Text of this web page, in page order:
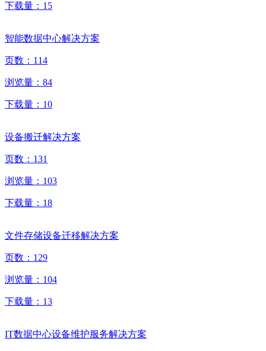
下载量： 15
智能数据中心解决方案
页数： 114
浏览量： 84
下载量： 10
设备搬迁解决方案
页数： 131
浏览量： 103
下载量： 18
文件存储设备迁移解决方案
页数： 129
浏览量： 104
下载量： 13
IT数据中心设备维护服务解决方案